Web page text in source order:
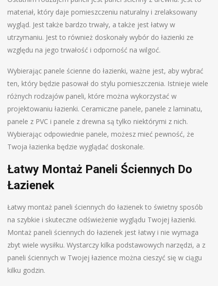
materiał, który daje pomieszczeniu naturalny i zrelaksowany
wygląd. Jest także bardzo trwały, a także jest łatwy w
utrzymaniu. Jest to również doskonały wybór do łazienki ze
względu na jego trwałość i odporność na wilgoć.
Wybierając panele ścienne do łazienki, ważne jest, aby wybrać
ten, który będzie pasował do stylu pomieszczenia. Istnieje wiele
różnych rodzajów paneli, które można wykorzystać w
projektowaniu łazienki. Ceramiczne panele, panele z laminatu,
panele z PVC i panele z drewna są tylko niektórymi z nich.
Wybierając odpowiednie panele, możesz mieć pewność, że
Twoja łazienka będzie wyglądać doskonale.
Łatwy Montaż Paneli Ściennych Do
Łazienek
Łatwy montaż paneli ściennych do łazienek to świetny sposób
na szybkie i skuteczne odświeżenie wyglądu Twojej łazienki.
Montaż paneli ściennych do łazienek jest łatwy i nie wymaga
zbyt wiele wysiłku. Wystarczy kilka podstawowych narzędzi, a z
paneli ściennych w Twojej łazience można cieszyć się w ciągu
kilku godzin.